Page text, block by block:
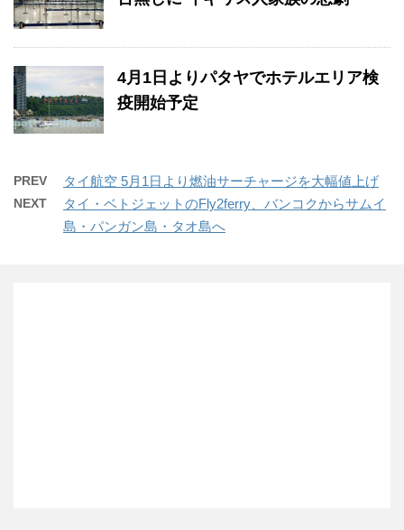
4月1日よりパタヤでホテルエリア検
疫開始予定
PREV タイ航空 5月1日より燃油サーチャージを大幅値上げ
NEXT
タイ・ベトジェットのFly2ferry、バンコクからサムイ
島・パンガン島・タオ島へ